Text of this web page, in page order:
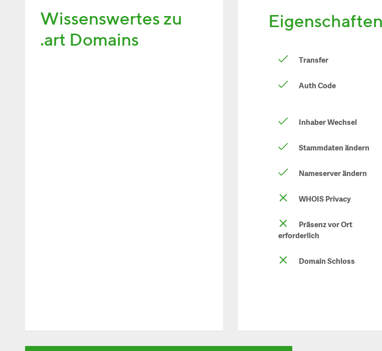
Wissenswertes zu
.art Domains
Transfer
Auth Code
Inhaber Wechsel
Stammdaten ändern
Nameserver ändern
WHOIS Privacy
Präsenz vor Ort
erforderlich
Domain Schloss